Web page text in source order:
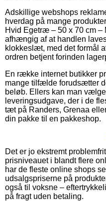
Adskillige webshops
hverdag på mange
Hvid Egetræ – 50 x 70 cm –
afhængig af at handlen
klokkeslæt, med det formål
ordren betjent forinden
En række internet butikker
mange tilfælde forudsætter
beløb. Ellers kan man
leveringsudgave, der i de
tæt på Randers, Grenaa
din pakke til en pakkeshop.
Det er jo ekstremt
prisniveauet i blandt flere
har de fleste online shops
udsalgspriserne på
også til voksne –
på fragt uden betaling.